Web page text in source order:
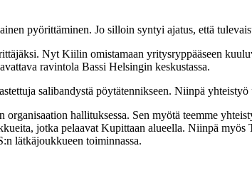
pyörittäminen. Jo silloin syntyi ajatus, että
Nyt Kiilin omistamaan yritysryppääseen
ravintola Bassi Helsingin keskustassa.
salibandystä pöytätennikseen. Niinpä yhteistyö
hallituksessa. Sen myötä teemme
jotka pelaavat Kupittaan alueella. Niinpä
lätkäjoukkueen toiminnassa.